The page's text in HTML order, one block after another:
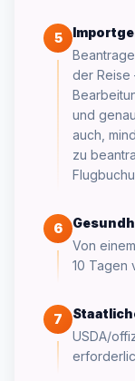
5
der Reise
und
auch,
zu
6
Von
10 Tagen
7
USDA/